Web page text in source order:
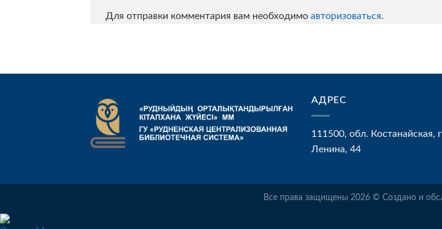
Для отправки комментария вам необходимо авторизоваться.
АДРЕС
111500, обл. Костанайская,
Ленина, 44
Все права защищены 2026 © Создано и